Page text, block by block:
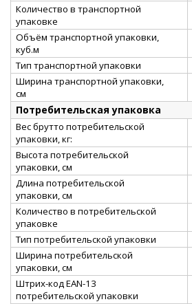
Количество в транспортной
упаковке
Объём транспортной упаковки,
куб.м
Тип транспортной упаковки
Ширина транспортной упаковки,
см
Потребительская упаковка
Вес брутто потребительской
упаковки, кг:
Высота потребительской
упаковки, см
Длина потребительской
упаковки, см
Количество в потребительской
упаковке
Тип потребительской упаковки
Ширина потребительской
упаковки, см
Штрих-код EAN-13
потребительской упаковки